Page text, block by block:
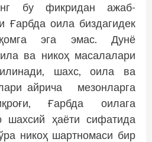
бу фикридан ажаб­
Ғарбда оила биздагидек
эга эмас. Дунё
ва никоҳ масалалари
шахс, оила ва
айрича мезонларга
Ғарбда оилага
шахсий ҳаёти сифатида
никоҳ шартномаси бир